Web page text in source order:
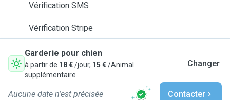
Vérification SMS
Vérification Stripe
Garderie pour chien
à partir de 18 €/jour, 15 €/Animal
supplémentaire
Changer
Aucune date n'est précisée Contacter